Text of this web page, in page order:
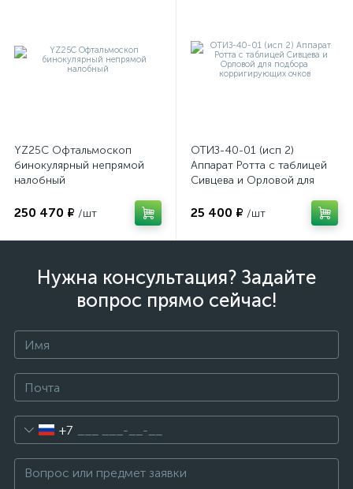
YZ25C Офтальмоскоп
бинокулярный непрямой
налобный
250 470 ₽ /шт
ОТИЗ-40-01 (исп 2)
Аппарат Ротта с таблицей
Сивцева и Орловой для
очков
25 400 ₽ /шт
Нужна консультация? Задайте
вопрос прямо сейчас!
+7